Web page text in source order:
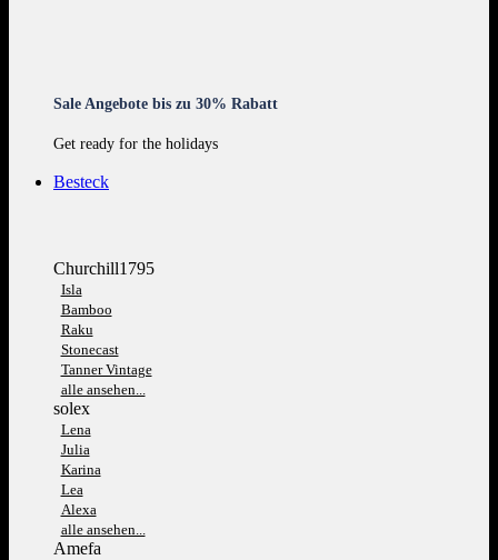
Sale Angebote bis zu 30% Rabatt
Get ready for the holidays
Besteck
Churchill1795
Isla
Bamboo
Raku
Stonecast
Tanner Vintage
alle ansehen...
solex
Lena
Julia
Karina
Lea
Alexa
alle ansehen...
Amefa